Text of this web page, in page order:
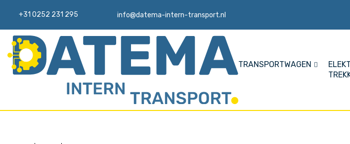
+31 0252 231 295 info@datema-intern-transport.nl
TRANSPORTWAGEN
offerteaanvraag